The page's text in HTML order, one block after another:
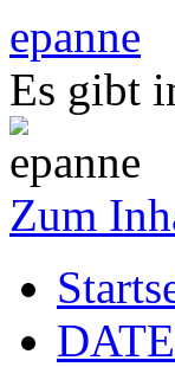
epanne
Es gibt
Zum